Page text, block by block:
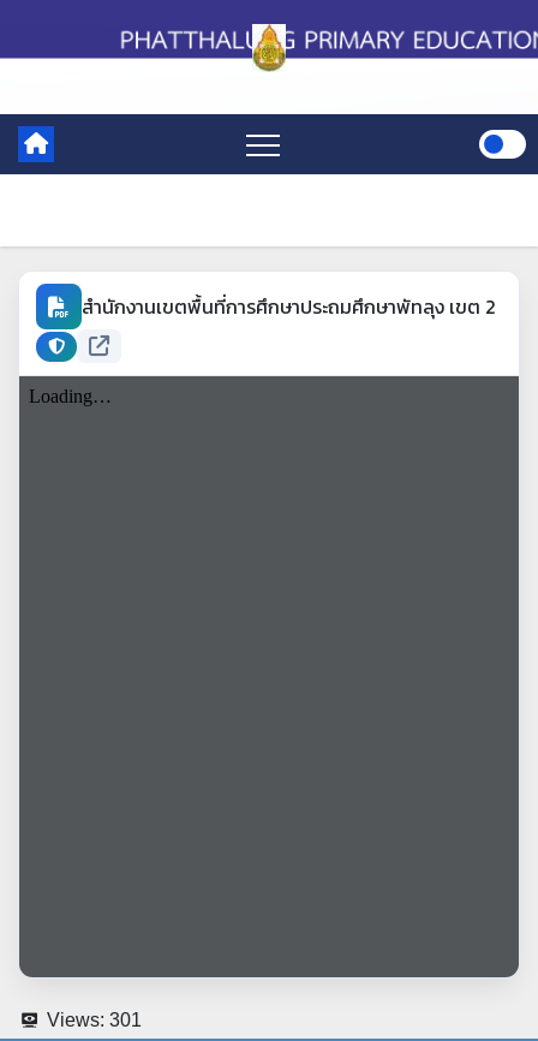
สำนักงานเขตพื้นที่การศึกษาประถมศึกษาพัทลุง เขต 2
Views: 301